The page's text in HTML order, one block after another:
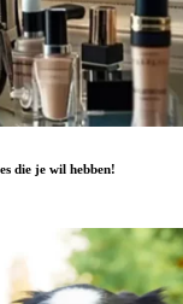
die je wil hebben!